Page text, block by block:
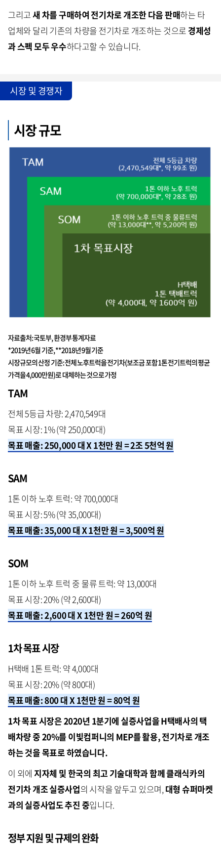
그리고새 차를 구매하여 전기차로 개조한 다음 판매하는 타
업체와 달리 기존의 차량을 전기차로 개조하는 것으로 경제성
과 스펙 모두 우수하다고할 수 있습니다.
시장 및 경쟁자
시장 규모
자료출처: 국토부, 환경부 통계자료
*2019년 6월 기준, **2018년 9월 기준
시장규모의 산정 기준: 전체 노후트럭을 전기차(보조금 포함 1톤 전기트럭의 평균
가격을 4,000만원)로 대체하는 것으로 가정
TAM
전체 5등급 차량: 2,470,549대
목표 시장: 1% (약 250,000대)
목표 매출: 250,000 대 X 1천만 원 = 2조 5천억 원
SAM
1톤 이하 노후 트럭: 약 700,000대
목표 시장: 5% (약 35,000대)
목표 매출: 35,000 대 X 1천만 원 = 3,500억 원
SOM
1톤 이하 노후 트럭 중 물류 트럭: 약 13,000대
목표 시장: 20% (약 2,600대)
목표 매출: 2,600 대 X 1천만 원 = 260억 원
1차 목표 시장
H택배 1톤 트럭: 약 4,000대
목표 시장: 20% (약 800대)
목표 매출: 800 대 X 1천만 원 = 80억 원
1차 목표 시장은 2020년 1분기에 실증사업을 H택배사의 택
배차량 중 20%를 이빛컴퍼니의 MEP를 활용, 전기차로 개조
하는 것을 목표로 하였습니다.
이 외에 지자체 및 한국의 최고 기술대학과 함께 클래식카의
전기차 개조 실증사업의 시작을 앞두고 있으며, 대형 슈퍼마켓
과의 실증사업도 추진 중입니다.
정부 지원 및 규제의 완화